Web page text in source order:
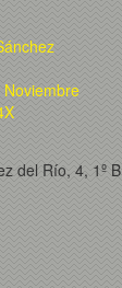
del Río, 4, 1º B